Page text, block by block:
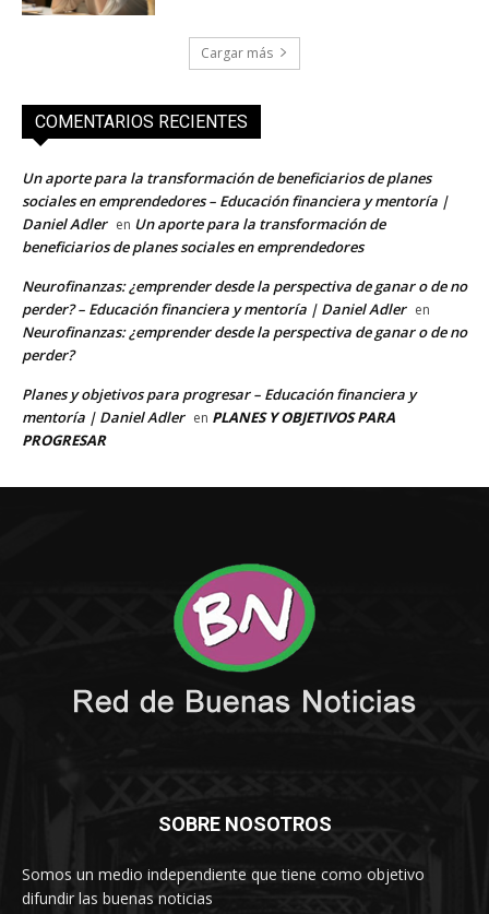
SOBRE NOSOTROS
Somos un medio independiente que tiene como objetivo
difundir las buenas noticias